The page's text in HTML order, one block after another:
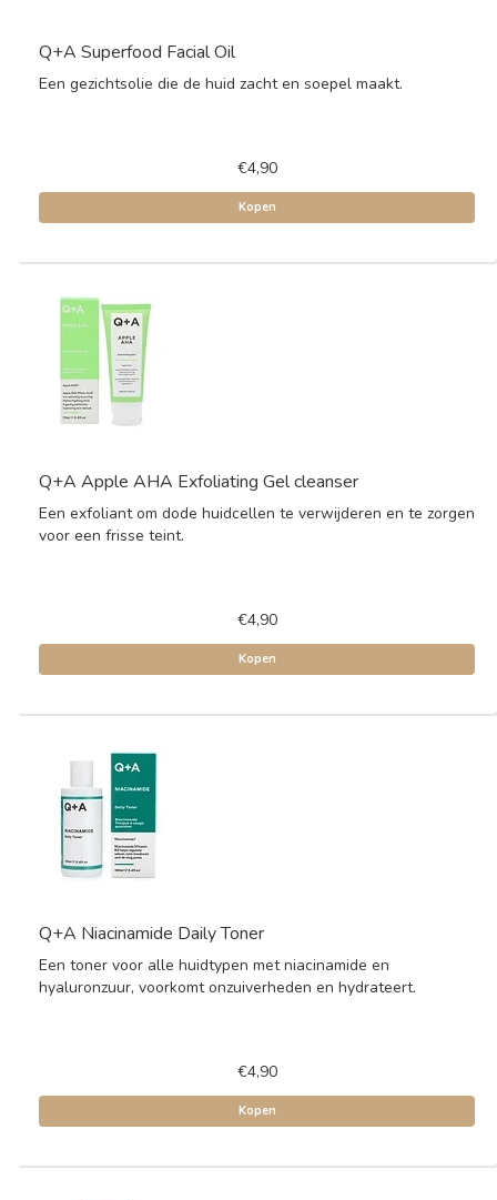
Q+A Superfood Facial Oil
Een gezichtsolie die de huid zacht en soepel maakt.
€4,90
Kopen
Q+A Apple AHA Exfoliating Gel cleanser
Een exfoliant om dode huidcellen te verwijderen en te zorgen
voor een frisse teint.
€4,90
Kopen
Q+A Niacinamide Daily Toner
Een toner voor alle huidtypen met niacinamide en
hyaluronzuur, voorkomt onzuiverheden en hydrateert.
€4,90
Kopen